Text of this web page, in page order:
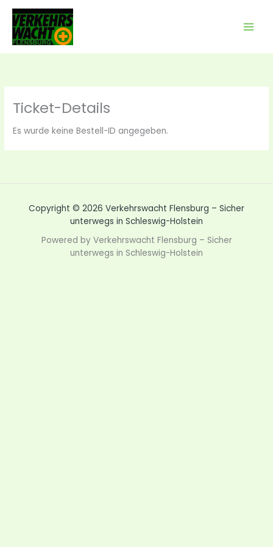
Zum
Inhalt
springen
Ticket-Details
Es wurde keine Bestell-ID angegeben.
Copyright © 2026 Verkehrswacht Flensburg – Sicher
unterwegs in Schleswig-Holstein
Powered by Verkehrswacht Flensburg – Sicher
unterwegs in Schleswig-Holstein